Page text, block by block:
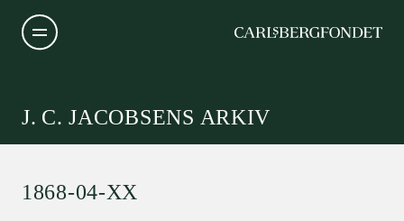
J. C. JACOBSENS ARKIV
1868-04-XX